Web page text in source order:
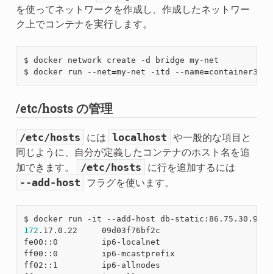
を使ってネットワークを作成し、作成したネットワー
ク上でコンテナを実行します。
$ docker network create -d bridge my-net
$ docker run --net=my-net -itd --name=
/etc/hosts の管理
/etc/hosts には localhost
や一般的な項目と
同じように、自分が定義したコンテナのホスト名を追
加できます。
/etc/hosts に行を追加するには
--add-host フラグを使います。
172 .17.0.22     09d03f76bf2c
fe00::0         ip6-localnet
ff00::0         ip6-mcastprefix
ff02::1         ip6-allnodes